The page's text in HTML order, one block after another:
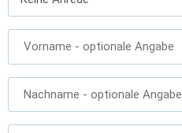
Vorname - optionale Angabe
Nachname - optionale Angabe